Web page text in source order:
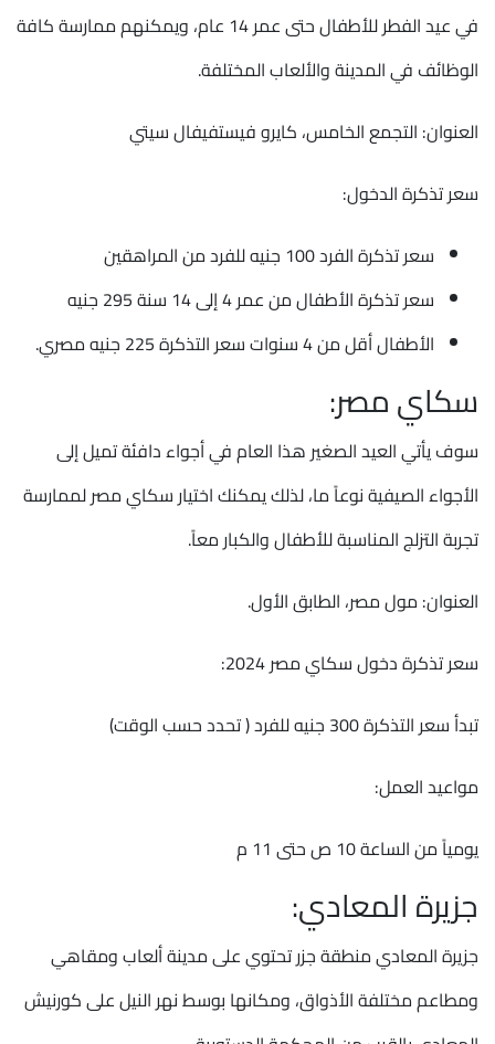
في عيد الفطر للأطفال حتى عمر 14 عام، ويمكنهم ممارسة كافة
الوظائف في المدينة والألعاب المختلفة.
العنوان: التجمع الخامس، كايرو فيستفيفال سيتي
سعر تذكرة الدخول:
سعر تذكرة الفرد 100 جنيه للفرد من المراهقين
سعر تذكرة الأطفال من عمر 4 إلى 14 سنة 295 جنيه
الأطفال أقل من 4 سنوات سعر التذكرة 225 جنيه مصري.
سكاي مصر:
سوف يأتي العيد الصغير هذا العام في أجواء دافئة تميل إلى
الأجواء الصيفية نوعاً ما، لذلك يمكنك اختيار سكاي مصر لممارسة
تجربة التزلج المناسبة للأطفال والكبار معاً.
العنوان: مول مصر، الطابق الأول.
سعر تذكرة دخول سكاي مصر 2024:
تبدأ سعر التذكرة 300 جنيه للفرد ( تحدد حسب الوقت)
مواعيد العمل:
يومياً من الساعة 10 ص حتى 11 م
جزيرة المعادي:
جزيرة المعادي منطقة جزر تحتوي على مدينة ألعاب ومقاهي
ومطاعم مختلفة الأذواق، ومكانها بوسط نهر النيل على كورنيش